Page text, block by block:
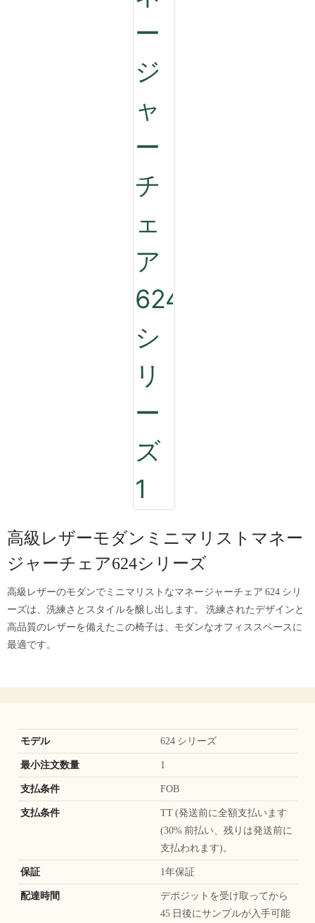
高級レザーモダンミニマリストマネー
ジャーチェア624シリーズ
高級レザーのモダンでミニマリストなマネージャーチェア 624 シリ
ーズは、洗練さとスタイルを醸し出します。 洗練されたデザインと
高品質のレザーを備えたこの椅子は、モダンなオフィススペースに
最適です。
モデル 624 シリーズ
最小注文数量 1
支払条件 FOB
支払条件
TT (発送前に全額支払います
(30% 前払い、残りは発送前に
支払われます)。
保証 1年保証
配達時間
デポジットを受け取ってから
45 日後にサンプルが入手可能